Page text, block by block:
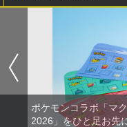
ポケモンコラボ「マ
2026」をひと足お先